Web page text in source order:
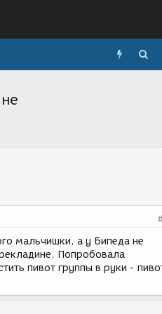
мальчишки, а у Бипеда не
Попробовала
пивот группы в руки -